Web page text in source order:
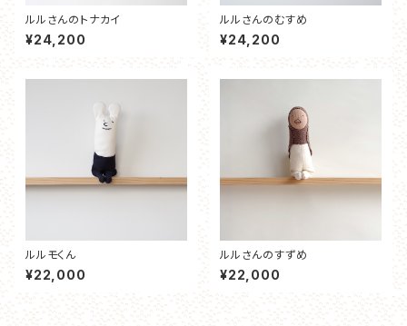
ルルさんのトナカイ
¥24,200
ルルさんのむすめ
¥24,200
ルルモくん
¥22,000
ルルさんのすずめ
¥22,000